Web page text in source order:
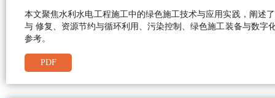
本文聚焦水利水电工程施工中的绿色施工技术与应用实践，阐述
与 修复、资源节约与循环利用、污染控制、绿色施工装备与数
参考。
PDF